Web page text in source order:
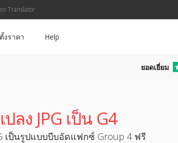
Translator
งราคา Help
ยอดเยี่ยม
ลง JPG เป็น G4
เป็นรูปแบบบีบอัดแฟกซ์ Group 4 ฟรี